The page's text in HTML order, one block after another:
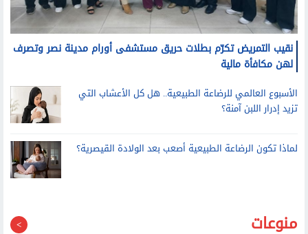
نقيب التمريض تكرّم بطلات حريق مستشفى أورام مدينة نصر وتصرف
لهن مكافأة مالية
الأسبوع العالمي للرضاعة الطبيعية.. هل كل الأعشاب التي
تزيد إدرار اللبن آمنة؟
لماذا تكون الرضاعة الطبيعية أصعب بعد الولادة القيصرية؟
منوعات